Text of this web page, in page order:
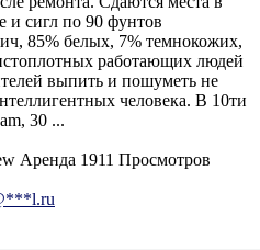
и сигл по 90 фунтов
85% белых, 7% темнокожих,
работающих людей
выпить и пошуметь не
человека. В 10ти
30 ...
Аренда 1911 Просмотров